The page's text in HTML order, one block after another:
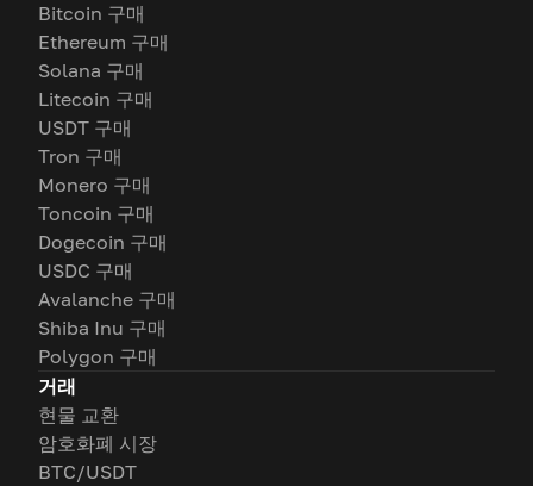
Bitcoin 구매
Ethereum 구매
Solana 구매
Litecoin 구매
USDT 구매
Tron 구매
Monero 구매
Toncoin 구매
Dogecoin 구매
USDC 구매
Avalanche 구매
Shiba Inu 구매
Polygon 구매
거래
현물 교환
암호화폐 시장
BTC/USDT